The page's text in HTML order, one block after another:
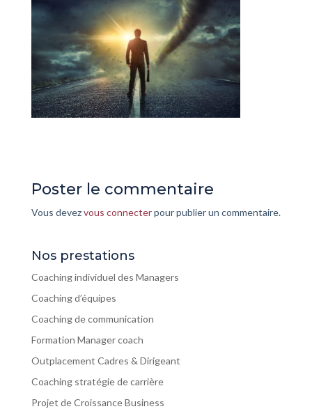
Poster le commentaire
Vous devezvous connecterpour publier un commentaire.
Nos prestations
Coaching individuel des Managers
Coaching d’équipes
Coaching de communication
Formation Manager coach
Outplacement Cadres & Dirigeant
Coaching stratégie de carrière
Projet de Croissance Business